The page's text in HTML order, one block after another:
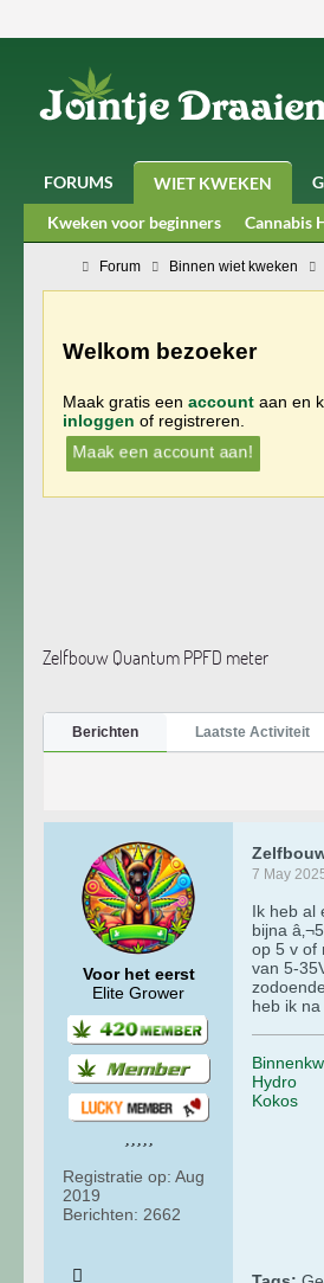
FORUMS WIET KWEKEN
Kweken voor beginners
Cannabis
Forum Binnen wiet kweken
Welkom bezoeker
Maak gratis een account aan en
inloggen of registreren.
Maak een account aan!
Zelfbouw Quantum PPFD meter
Berichten Laatste Activiteit
Voor het eerst
Elite Grower
Registratie op: Aug
2019
Berichten: 2662
7 May
Ik heb al
bijna
op 5 v of
van 5-
heb ik
Hydro
Kokos